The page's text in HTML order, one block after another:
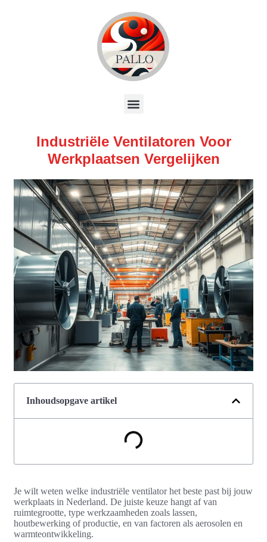
Industriële Ventilatoren Voor
Werkplaatsen Vergelijken
Inhoudsopgave artikel
Je wilt weten welke industriële ventilator het beste past bij jouw
werkplaats in Nederland. De juiste keuze hangt af van
ruimtegrootte, type werkzaamheden zoals lassen,
houtbewerking of productie, en van factoren als aerosolen en
warmteontwikkeling.